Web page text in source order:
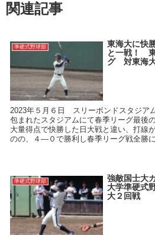
関連記事
準硬式野球部
東海大に快
と一戦！
グ 対東海
2023年５月６日 スリーボンドスタジア
包まれたスタジアムにて春季リーグ最後
大量得点で快勝した日大戦と違い、打線
のの、４―０で勝利し春季リーグ戦全勝
準硬式野球部
強敵国士大
大学準硬式
大２回戦